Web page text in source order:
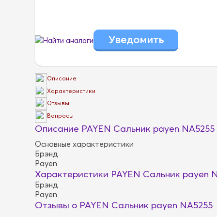
Найти аналоги
Описание
Характеристики
Отзывы
Вопросы
Описание PAYEN Сальник payen NA5255
Основные характеристики
Брэнд
Payen
Характеристики PAYEN Сальник payen
Брэнд
Payen
Отзывы о PAYEN Сальник payen NA5255